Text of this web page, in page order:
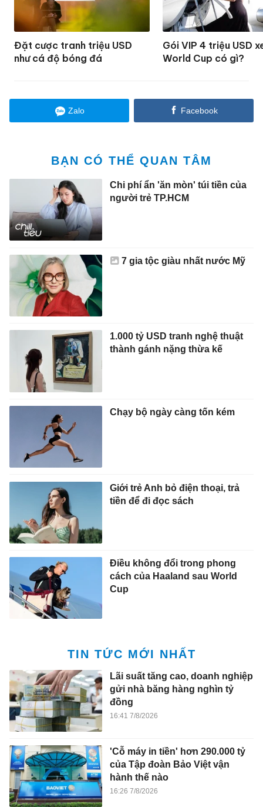
Đặt cược tranh triệu USD
như cá độ bóng đá
Gói VIP 4 triệu USD
World Cup có gì?
Zalo Facebook
BẠN CÓ THỂ QUAN TÂM
Chi phí ẩn 'ăn mòn' túi tiền của
người trẻ TP.HCM
7 gia tộc giàu nhất nước Mỹ
1.000 tỷ USD tranh nghệ thuật
thành gánh nặng thừa kế
Chạy bộ ngày càng tốn kém
Giới trẻ Anh bỏ điện thoại, trả
tiền để đi đọc sách
Điều không đổi trong phong
cách của Haaland sau World
Cup
TIN TỨC MỚI NHẤT
Lãi suất tăng cao, doanh nghiệp
gửi nhà băng hàng nghìn tỷ
đồng
16:41 7/8/2026
'Cỗ máy in tiền' hơn 290.000 tỷ
của Tập đoàn Bảo Việt vận
hành thế nào
16:26 7/8/2026